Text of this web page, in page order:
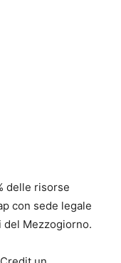
delle risorse
con sede legale
Mezzogiorno.